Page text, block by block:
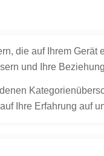
die auf Ihrem
und Ihre
Ihre Erfahrung auf